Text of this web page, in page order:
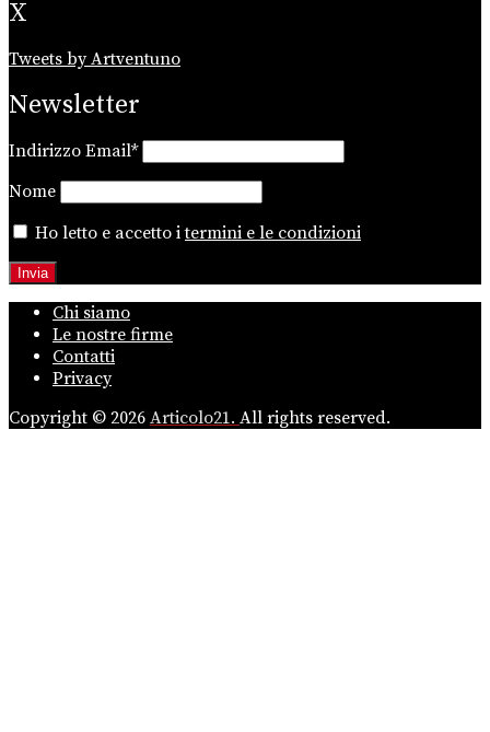
X
Tweets by Artventuno
Newsletter
Indirizzo Email*
Nome
Ho letto e accetto itermini e le condizioni
Chi siamo
Le nostre firme
Contatti
Privacy
Copyright © 2026 Articolo21. All rights reserved.